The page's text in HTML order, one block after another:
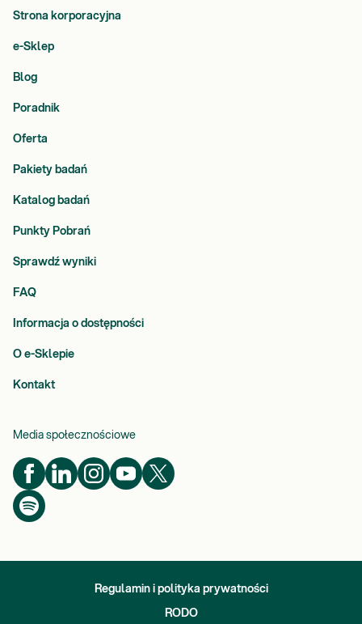
Strona korporacyjna
e-Sklep
Blog
Poradnik
Oferta
Pakiety badań
Katalog badań
Punkty Pobrań
Sprawdź wyniki
FAQ
Informacja o dostępności
O e-Sklepie
Kontakt
Media społecznościowe
Regulamin i polityka prywatności
RODO